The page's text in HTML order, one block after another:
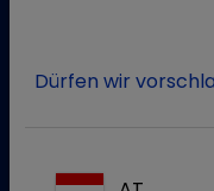
Kontaktieren Sie
Tel.:+49 7525 / 2050
Dürfen wir